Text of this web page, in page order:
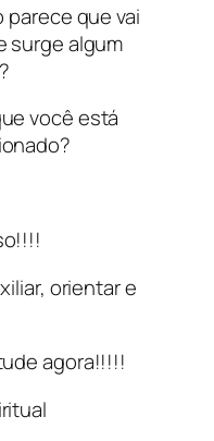
parece que vai
surge algum
você está
orientar e
agora!!!!!